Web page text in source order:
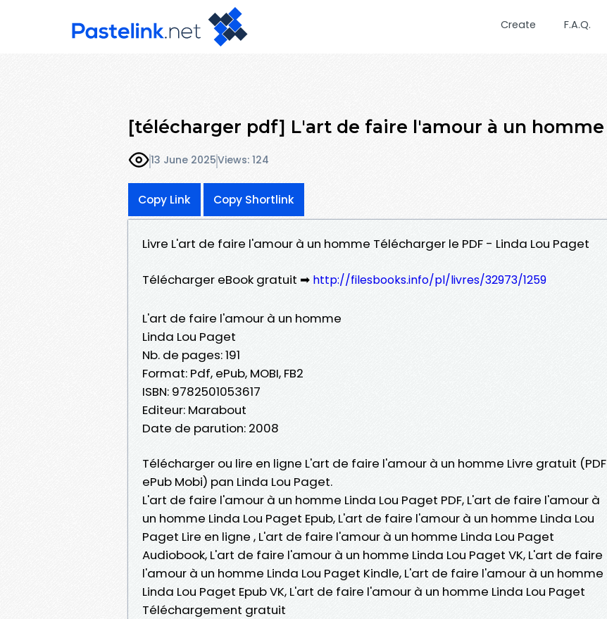
Create F.A.Q.
[télécharger pdf] L'art de faire l'amour à un homme
13 June 2025Views: 124
Copy Link Copy Shortlink
Livre L'art de faire l'amour à un homme Télécharger le PDF - Linda Lou Paget
Télécharger eBook gratuit ➡ http://filesbooks.info/pl/livres/32973/1259
L'art de faire l'amour à un homme
Linda Lou Paget
Nb. de pages: 191
Format: Pdf, ePub, MOBI, FB2
ISBN: 9782501053617
Editeur: Marabout
Date de parution: 2008
Télécharger ou lire en ligne L'art de faire l'amour à un homme Livre gratuit (PDF
ePub Mobi) pan Linda Lou Paget.
L'art de faire l'amour à un homme Linda Lou Paget PDF, L'art de faire l'amour à
un homme Linda Lou Paget Epub, L'art de faire l'amour à un homme Linda Lou
Paget Lire en ligne , L'art de faire l'amour à un homme Linda Lou Paget
Audiobook, L'art de faire l'amour à un homme Linda Lou Paget VK, L'art de faire
l'amour à un homme Linda Lou Paget Kindle, L'art de faire l'amour à un homme
Linda Lou Paget Epub VK, L'art de faire l'amour à un homme Linda Lou Paget
Téléchargement gratuit